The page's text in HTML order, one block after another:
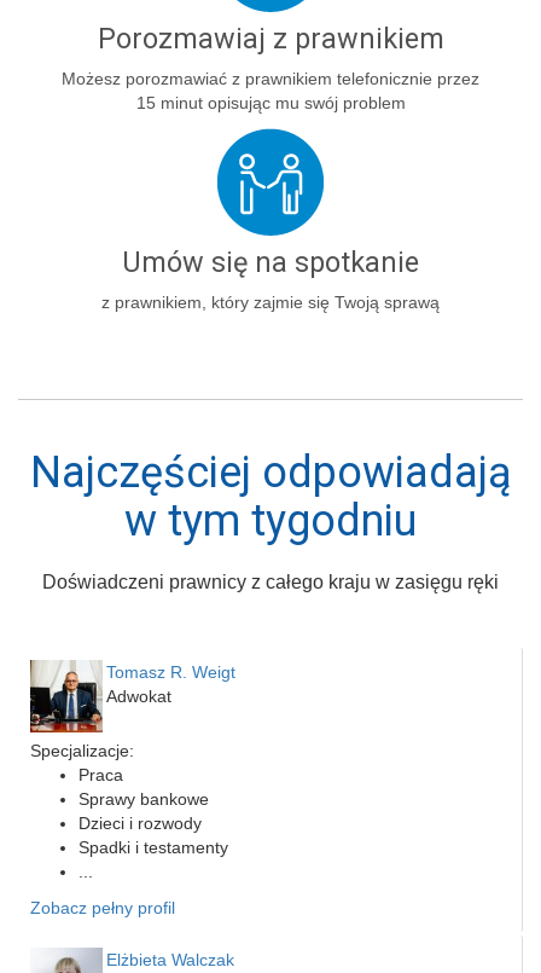
Porozmawiaj z prawnikiem
Możesz porozmawiać z prawnikiem telefonicznie przez
15 minut opisując mu swój problem
Umów się na spotkanie
z prawnikiem, który zajmie się Twoją sprawą
Najczęściej odpowiadają
w tym tygodniu
Doświadczeni prawnicy z całego kraju w zasięgu ręki
Tomasz R. Weigt
Adwokat
Specjalizacje:
Praca
Sprawy bankowe
Dzieci i rozwody
Spadki i testamenty
Zobacz pełny profil
Elżbieta Walczak